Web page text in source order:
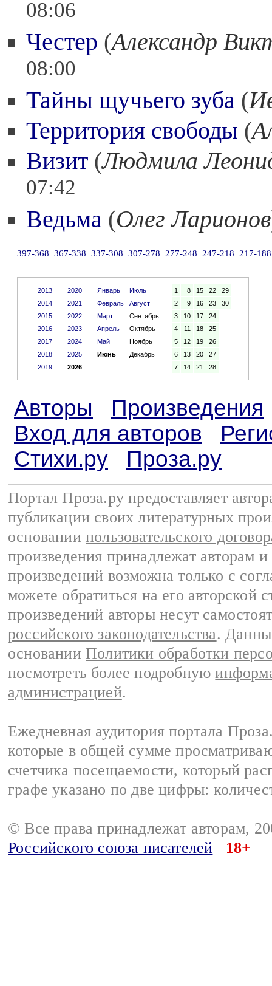
08:06
Честер (Александр
08:00
Тайны щучьего зуба (
Территория свободы (
Визит (Людмила
07:42
Ведьма (Олег Ларионов
397-368 367-338 337-308 307-278 277-248 247-218 217-188
2013
2014
2015
2016
2017
2018
2019
2020
2021
2022
2023
2024
2025
2026
Январь
Июль
Февраль
Август
Март
Сентябрь
Апрель
Октябрь
Май
Ноябрь
Июнь
Декабрь
1 8 15 22
29
2
9 16 23
30
3
10 17
24
4
11 18
25
5
12 19
26
6
13 20
27
7
14 21 28
Авторы
Произведения
Вход для авторов
Стихи.ру
Проза.ру
Портал Проза.ру предоставляет
публикации своих литературных
основании пользовательского
произведения принадлежат авторам
произведений возможна только с
можете обратиться на его авторской
произведений авторы несут
российского законодательства.
основании Политики обработки
посмотреть более подробную
администрацией.
Ежедневная аудитория портала
которые в общей сумме
счетчика посещаемости, который
графе указано по две цифры:
© Все права принадлежат авторам,
Российского союза писателей
18+